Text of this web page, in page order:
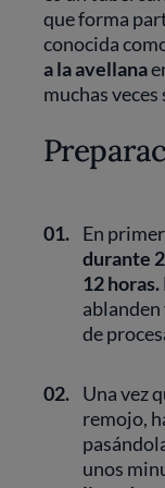
que forma
conocida
a la avellana
muchas
01. En
durante
12 horas.
de
02. Una vez
remojo,
unos